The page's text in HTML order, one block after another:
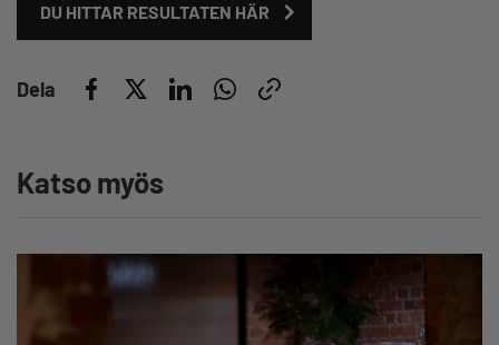
DU HITTAR RESULTATEN HÄR
Dela
Katso myös